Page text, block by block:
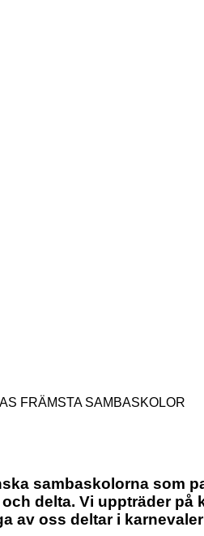
FRÄMSTA SAMBASKOLOR
sambaskolorna som
delta. Vi uppträder
av oss deltar i